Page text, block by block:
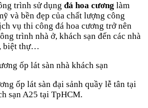
trình sử dụng đá hoa cương làm
và bền đẹp của chất lượng công
vụ thi công đá hoa cương trở nên
trình nhà ở, khách sạn đến các nhà
biệt thự…
ốp lát sàn đại sảnh quầy lễ tân tại
sạn A25 tại TpHCM.